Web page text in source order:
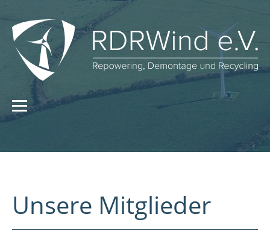
Unsere Mitglieder